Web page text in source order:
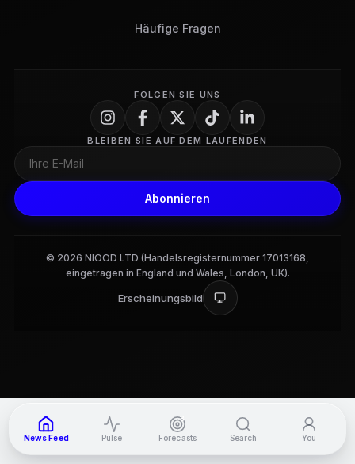
Häufige Fragen
FOLGEN SIE UNS
BLEIBEN SIE AUF DEM LAUFENDEN
Abonnieren
© 2026 NIOOD LTD (Handelsregisternummer 17013168,
eingetragen in England und Wales, London, UK).
Erscheinungsbild
News Feed Pulse
3
Forecasts Search You